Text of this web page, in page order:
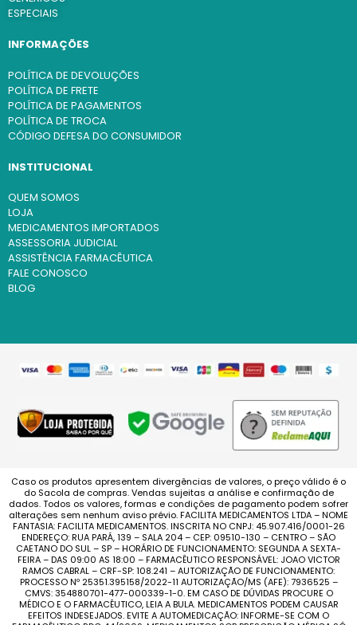
ESPECIAIS
INFORMAÇÕES
POLÍTICA DE DEVOLUÇÕES
POLÍTICA DE FRETE
POLÍTICA DE PAGAMENTOS
POLÍTICA DE TROCA
CÓDIGO DEFESA DO CONSUMIDOR
INSTITUCIONAL
QUEM SOMOS
LOJA
MEDICAMENTOS IMPORTADOS
ASSESSORIA JUDICIAL
ASSISTÊNCIA FARMACÊUTICA
FALE CONOSCO
BLOG
Caso os produtos apresentem divergências de valores, o preço válido é o
do Sacola de compras. Vendas sujeitas a análise e confirmação de
dados. Todos os valores, formas e condições de pagamento podem sofrer
alterações sem nenhum aviso prévio. FACILITA MEDICAMENTOS LTDA – NOME
FANTASIA: FACILITA MEDICAMENTOS. INSCRITA NO CNPJ: 45.907.416/0001-26
ENDEREÇO: RUA PARÁ, 139 – SALA 204 – CEP: 09510-130 – CENTRO – SÃO
CAETANO DO SUL – SP – HORÁRIO DE FUNCIONAMENTO: SEGUNDA A SEXTA-
FEIRA – DAS 09:00 AS 18:00 – FARMACÊUTICO RESPONSÁVEL: JOAO VICTOR
RAMOS CABRAL – CRF-SP: 108.241 – AUTORIZAÇÃO DE FUNCIONAMENTO:
PROCESSO Nº 25351.395158/2022-11 AUTORIZAÇÃO/MS (AFE): 7936525 –
CMVS: 354880701-477-000339-1-0. EM CASO DE DÚVIDAS PROCURE O
MÉDICO E O FARMACÊUTICO, LEIA A BULA. MEDICAMENTOS PODEM CAUSAR
EFEITOS INDESEJADOS. EVITE A AUTOMEDICAÇÃO: INFORME-SE COM O